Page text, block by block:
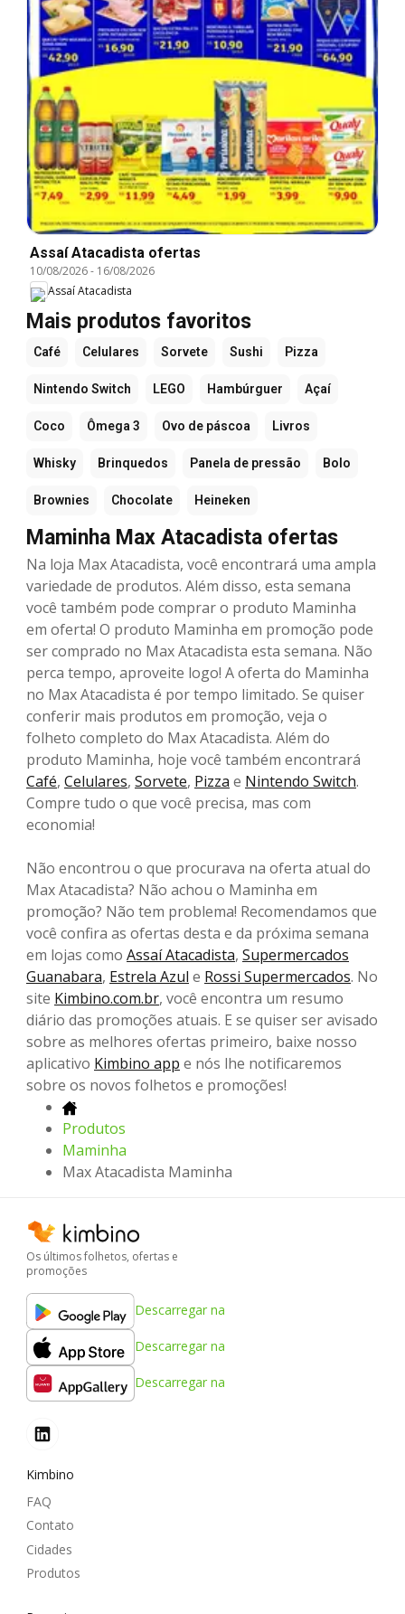
Assaí Atacadista ofertas
10/08/2026- 16/08/2026
Assaí Atacadista
Mais produtos favoritos
Café Celulares Sorvete Sushi Pizza
Nintendo Switch LEGO Hambúrguer Açaí
Coco Ômega 3 Ovo de páscoa Livros
Whisky Brinquedos Panela de pressão Bolo
Brownies Chocolate Heineken
Maminha Max Atacadista ofertas
Na loja Max Atacadista, você encontrará uma ampla
variedade de produtos. Além disso, esta semana
você também pode comprar o produto Maminha
em oferta! O produto Maminha em promoção pode
ser comprado no Max Atacadista esta semana. Não
perca tempo, aproveite logo! A oferta do Maminha
no Max Atacadista é por tempo limitado. Se quiser
conferir mais produtos em promoção, veja o
folheto completo do Max Atacadista. Além do
produto Maminha, hoje você também encontrará
Café, Celulares, Sorvete, Pizza e Nintendo Switch.
Compre tudo o que você precisa, mas com
economia!
Não encontrou o que procurava na oferta atual do
Max Atacadista? Não achou o Maminha em
promoção? Não tem problema! Recomendamos que
você confira as ofertas desta e da próxima semana
em lojas como Assaí Atacadista, Supermercados
Guanabara, Estrela Azul e Rossi Supermercados. No
site Kimbino.com.br, você encontra um resumo
diário das promoções atuais. E se quiser ser avisado
sobre as melhores ofertas primeiro, baixe nosso
aplicativo Kimbino app e nós lhe notificaremos
sobre os novos folhetos e promoções!
Produtos
Maminha
Max Atacadista Maminha
Os últimos folhetos, ofertas e
promoções
Descarregar na
Descarregar na
Descarregar na
Kimbino
FAQ
Contato
Cidades
Produtos